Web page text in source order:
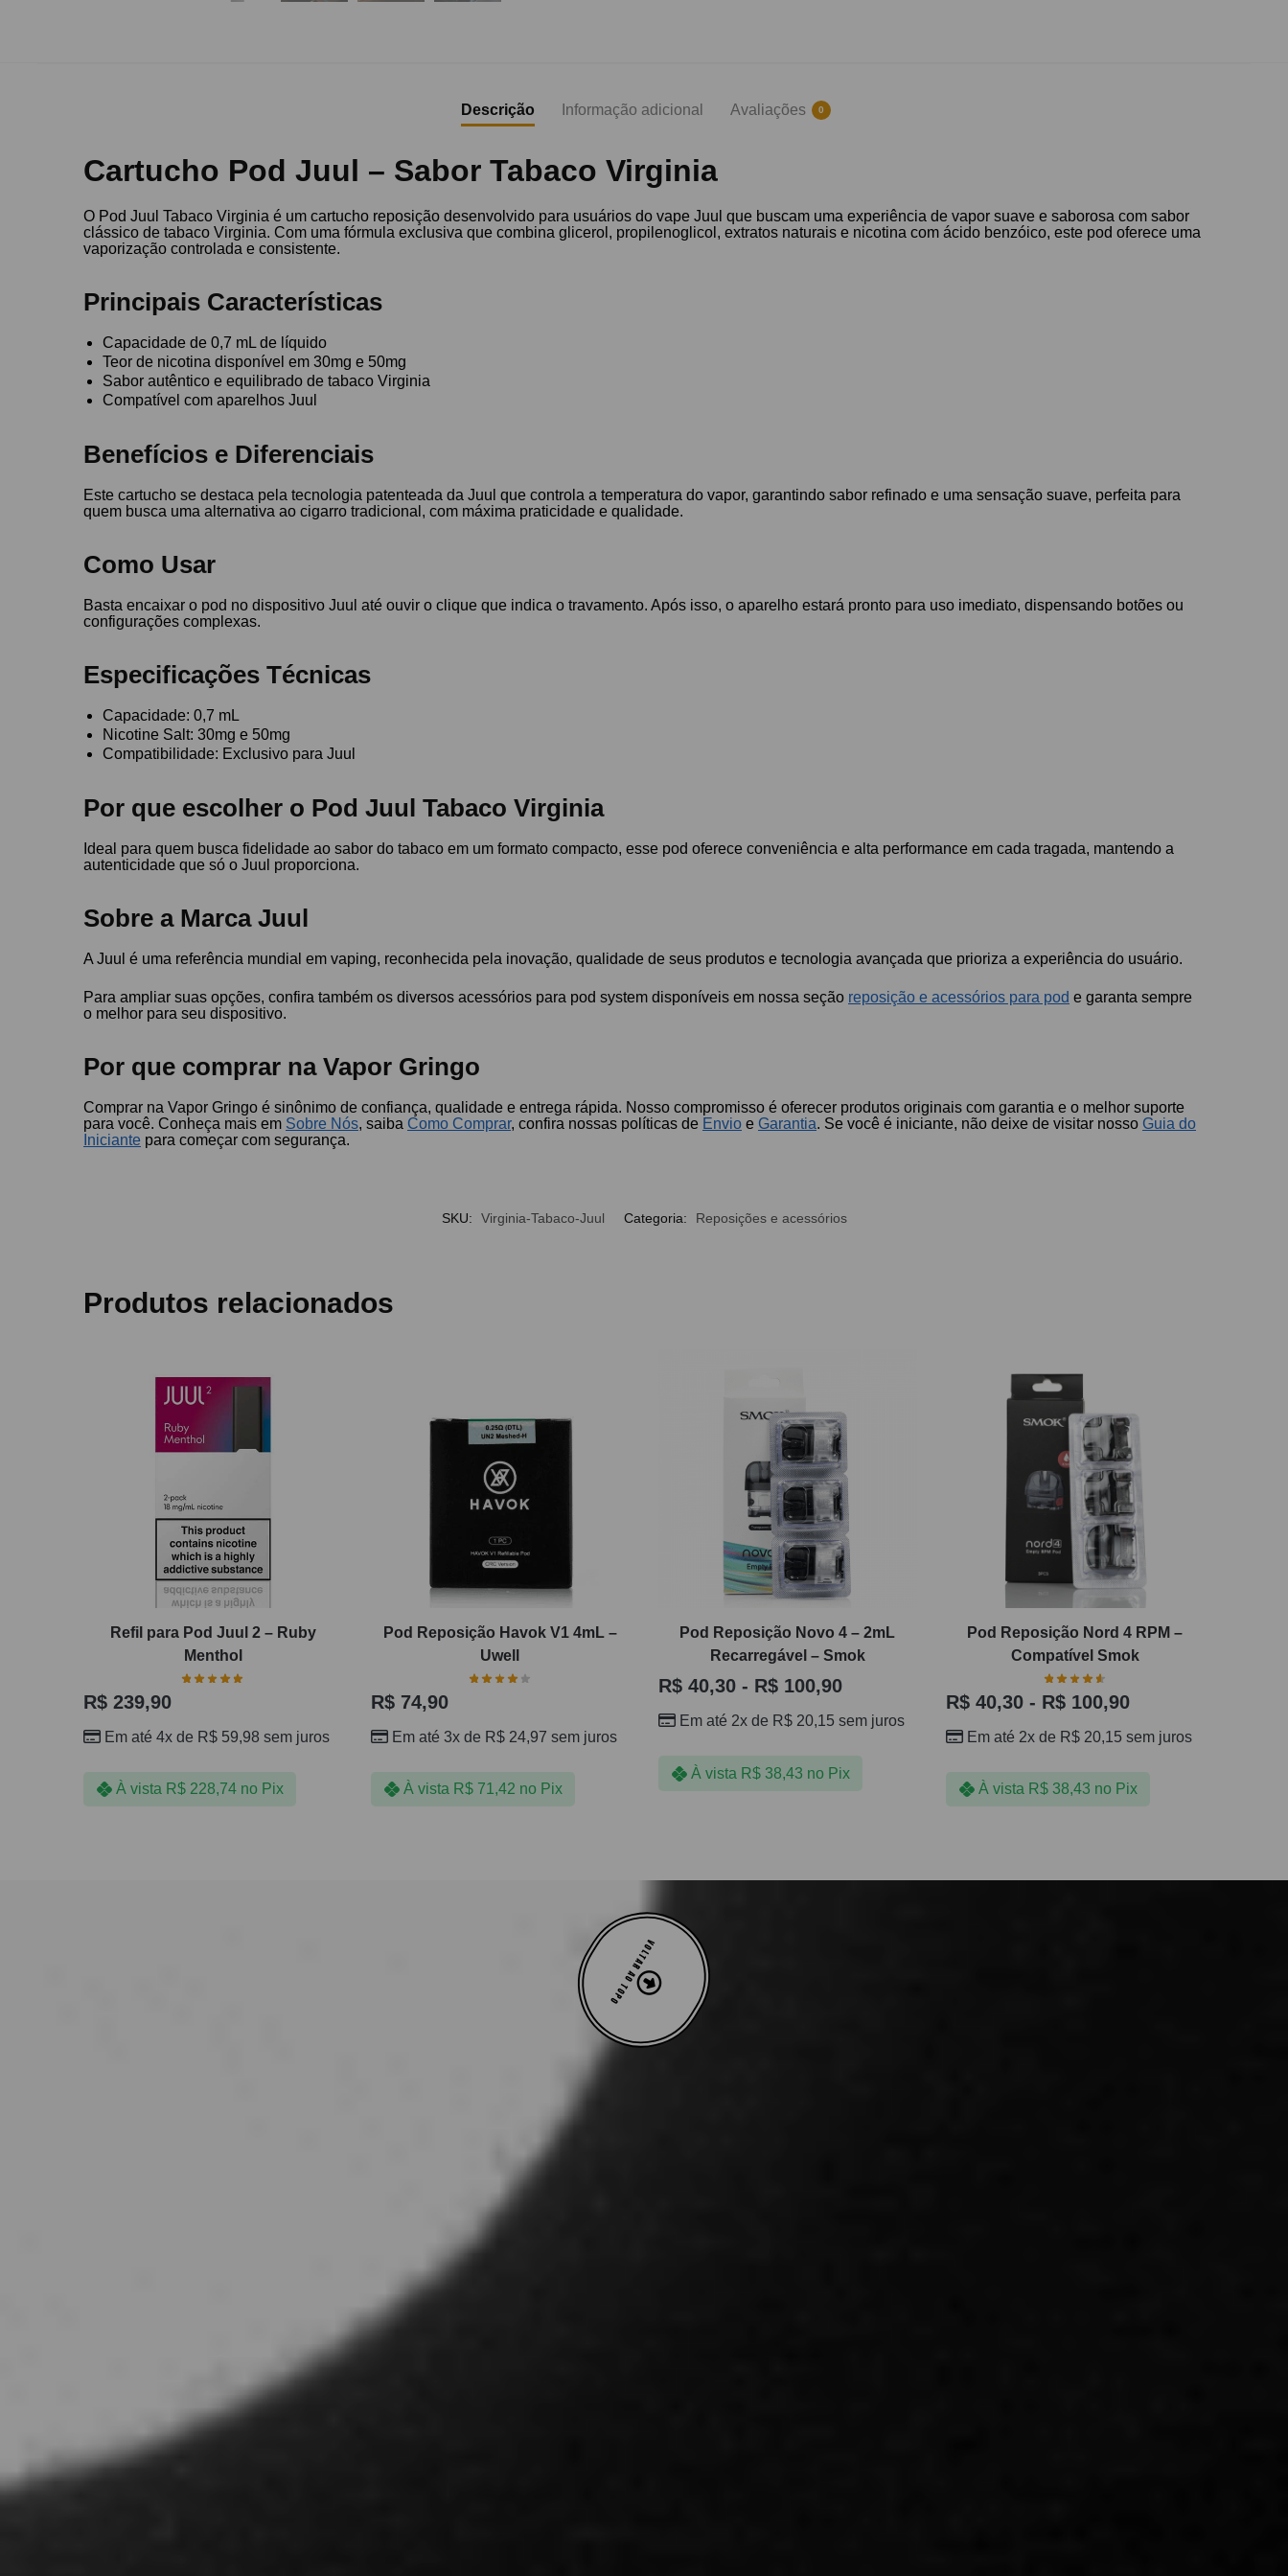
Descrição Informação adicional Avaliações 0
Cartucho Pod Juul – Sabor Tabaco Virginia
O Pod Juul Tabaco Virginia é um cartucho reposição desenvolvido para usuários do vape Juul que buscam uma experiência de vapor suave e saborosa com sabor
clássico de tabaco Virginia. Com uma fórmula exclusiva que combina glicerol, propilenoglicol, extratos naturais e nicotina com ácido benzóico, este pod oferece uma
vaporização controlada e consistente.
Principais Características
Capacidade de 0,7 mL de líquido
Teor de nicotina disponível em 30mg e 50mg
Sabor autêntico e equilibrado de tabaco Virginia
Compatível com aparelhos Juul
Benefícios e Diferenciais
Este cartucho se destaca pela tecnologia patenteada da Juul que controla a temperatura do vapor, garantindo sabor refinado e uma sensação suave, perfeita para
quem busca uma alternativa ao cigarro tradicional, com máxima praticidade e qualidade.
Como Usar
Basta encaixar o pod no dispositivo Juul até ouvir o clique que indica o travamento. Após isso, o aparelho estará pronto para uso imediato, dispensando botões ou
configurações complexas.
Especificações Técnicas
Capacidade: 0,7 mL
Nicotine Salt: 30mg e 50mg
Compatibilidade: Exclusivo para Juul
Por que escolher o Pod Juul Tabaco Virginia
Ideal para quem busca fidelidade ao sabor do tabaco em um formato compacto, esse pod oferece conveniência e alta performance em cada tragada, mantendo a
autenticidade que só o Juul proporciona.
Sobre a Marca Juul
A Juul é uma referência mundial em vaping, reconhecida pela inovação, qualidade de seus produtos e tecnologia avançada que prioriza a experiência do usuário.
Para ampliar suas opções, confira também os diversos acessórios para pod system disponíveis em nossa seção reposição e acessórios para pod e garanta sempre
o melhor para seu dispositivo.
Por que comprar na Vapor Gringo
Comprar na Vapor Gringo é sinônimo de confiança, qualidade e entrega rápida. Nosso compromisso é oferecer produtos originais com garantia e o melhor suporte
para você. Conheça mais em Sobre Nós, saiba Como Comprar, confira nossas políticas de Envio e Garantia. Se você é iniciante, não deixe de visitar nosso Guia do
Iniciante para começar com segurança.
SKU: Virginia-Tabaco-Juul Categoria: Reposições e acessórios
Produtos relacionados
Refil para Pod Juul 2 – Ruby
Menthol
R$ 239,90
Em até 4x de R$ 59,98 sem juros
À vista R$228,74 no Pix
Pod Reposição Havok V1 4mL –
Uwell
R$ 74,90
Em até 3x de R$ 24,97 sem juros
À vista R$71,42 no Pix
Pod Reposição Novo 4 – 2mL
Recarregável – Smok
R$40,30 - R$100,90
Em até 2x de R$20,15 sem juros
À vista R$38,43 no Pix
Pod Reposição Nord 4 RPM –
Compatível Smok
R$40,30 - R$100,90
Em até 2x de R$20,15 sem juros
À vista R$38,43 no Pix
VOLTAR AO TOPO